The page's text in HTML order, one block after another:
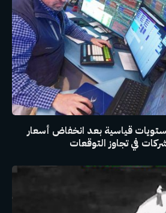
قياسية بعد انخفاض أسعار
في تجاوز التوقعات